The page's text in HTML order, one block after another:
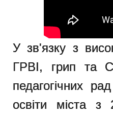
У зв'язку з
ГРВІ, грип та
педагогічних
освіти міста